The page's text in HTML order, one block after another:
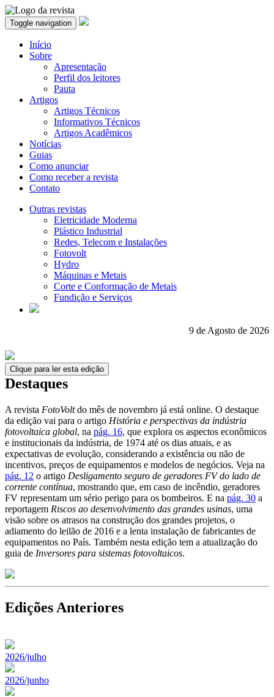
Toggle navigation
Início
Sobre
Apresentação
Perfil dos leitores
Pauta
Artigos
Artigos Técnicos
Informativos Técnicos
Artigos Acadêmicos
Notícias
Guias
Como anunciar
Como receber a revista
Contato
Outras revistas
Eletricidade Moderna
Plástico Industrial
Redes, Telecom e Instalações
Fotovolt
Hydro
Máquinas e Metais
Corte e Conformação de Metais
Fundição e Serviços
9 de Agosto de 2026
Clique para ler esta edição
Destaques
A revista FotoVoltdo mês de novembro já está online. O destaque
da edição vai para o artigo História e perspectivas da indústria
fotovoltaica global, na pág. 16, que explora os aspectos econômicos
e institucionais da indústria, de 1974 até os dias atuais, e as
expectativas de evolução, considerando a existência ou não de
incentivos, preços de equipamentos e modelos de negócios. Veja na
pág. 12 o artigo Desligamento seguro de geradores FV do lado de
corrente contínua, mostrando que, em caso de incêndio, geradores
FV representam um sério perigo para os bombeiros. E na pág. 30 a
reportagem Riscos ao desenvolvimento das grandes usinas, uma
visão sobre os atrasos na construção dos grandes projetos, o
adiamento do leilão de 2016 e a lenta instalação de fabricantes de
equipamentos no País. Também nesta edição tem a atualização do
guia de Inversores para sistemas fotovoltaicos.
Edições Anteriores
2026/julho
2026/junho